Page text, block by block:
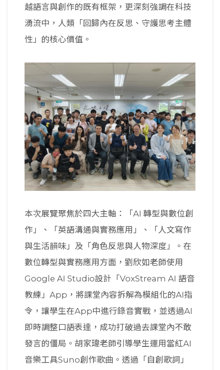
越語言與創作的既有框架，更深刻強調在科技
湧流中，人類「回歸內在反思、守護思考主體
性」的核心價值。
本次展覽聚焦於四大主軸：「AI 轉型與數位創
作」、「英語溝通與實務應用」、「人文寫作
與生活韻味」及「角色反思與人物深度」。在
數位轉型與實務應用方面，劉欣如老師使用
Google AI Studio設計「VoxStream AI 語音
教練」App，將課堂內容拆解為模組化的AI指
令，讓學生在App中進行錄音實戰，並透過AI
即時調整口語表達，成功打破過去課堂內不敢
發言的僵局。胡家瑋老師引導學生運用當紅AI
音樂工具Suno創作歌曲。透過「自創歌詞」